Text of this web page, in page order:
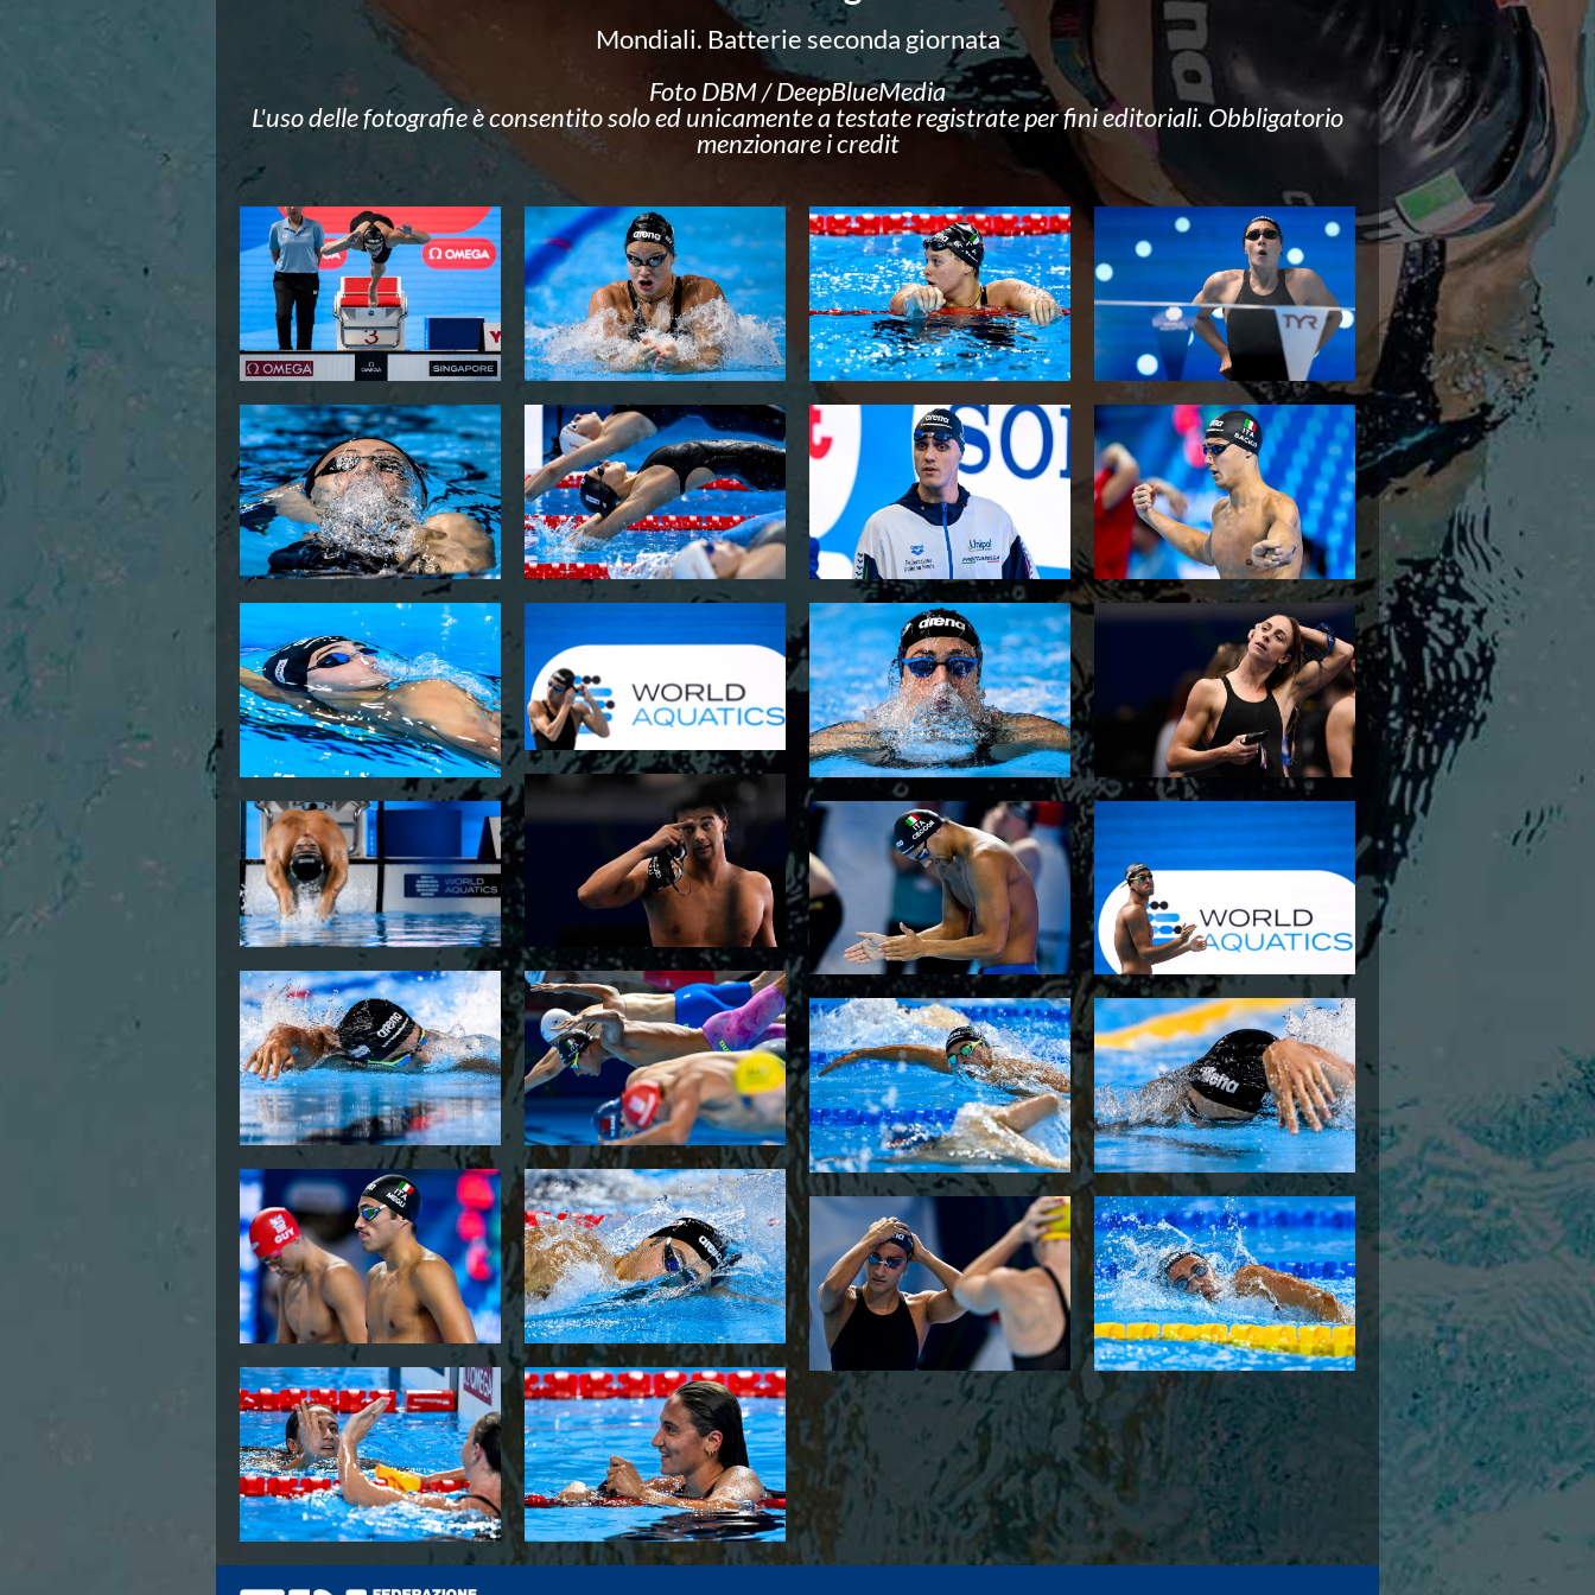
Eventi attività agonistica
Norme e documenti
Graduatorie
Graduatorie Stagione 2025-2026
Azzurri
Records
News
Flash News
Pallanuoto
Norme e documenti
Le Nazionali
Coppa Italia
Campionato A1 Maschile
Campionato A1 Femminile
Campionato A2 Maschile
Campionato A2 Femminile
Campionato B Maschile
Storico Campionati 2003-2017
Finali Giovanili
Trofei delle Regioni
CoMeN Cup
News
Flash News
Waterpolo Channel
Tuffi
Eventi
Norme e documenti
Risultati e Classifiche
Azzurri
News
Flash News
Artistico
Eventi
Norme e documenti
Risultati e Classifiche
Azzurri
News
Flash News
Fondo
Eventi
Grand Prix
Norme e documenti
Risultati e Classifiche
Primati
Azzurri
News
Flash News
Salvamento
Eventi
Norme e documenti
Risultati e Classifiche
Albi d'oro - Primati
News
Mondiali. Batterie seconda giornata
Foto DBM / DeepBlueMedia
L'uso delle fotografie è consentito solo ed unicamente a testate registrate per fini editoriali. Obbligatorio
menzionare i credit